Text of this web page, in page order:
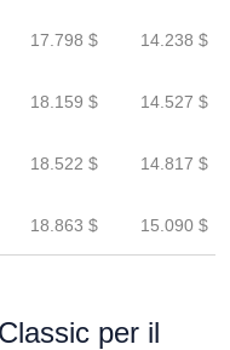
17.798 $ 14.238 $
18.159 $ 14.527 $
18.522 $ 14.817 $
18.863 $ 15.090 $
per il